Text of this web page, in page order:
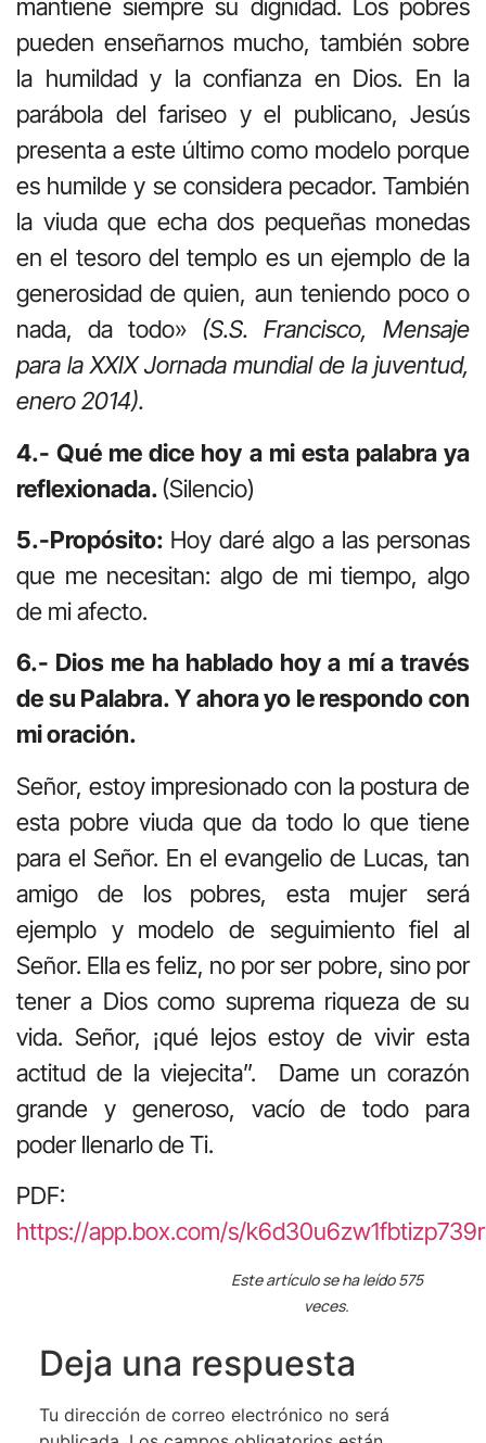
mantiene siempre su dignidad. Los pobres
pueden enseñarnos mucho, también sobre
la humildad y la confianza en Dios. En la
parábola del fariseo y el publicano, Jesús
presenta a este último como modelo porque
es humilde y se considera pecador. También
la viuda que echa dos pequeñas monedas
en el tesoro del templo es un ejemplo de la
generosidad de quien, aun teniendo poco o
nada, da todo» (S.S. Francisco, Mensaje
para la XXIX Jornada mundial de la juventud,
enero 2014).
4.- Qué me dice hoy a mi esta palabra ya
reflexionada.(Silencio)
5.-Propósito: Hoy daré algo a las personas
que me necesitan: algo de mi tiempo, algo
de mi afecto.
6.- Dios me ha hablado hoy a mí a través
de su Palabra. Y ahora yo le respondo con
mi oración.
Señor, estoy impresionado con la postura de
esta pobre viuda que da todo lo que tiene
para el Señor. En el evangelio de Lucas, tan
amigo de los pobres, esta mujer será
ejemplo y modelo de seguimiento fiel al
Señor. Ella es feliz, no por ser pobre, sino por
tener a Dios como suprema riqueza de su
vida. Señor, ¡qué lejos estoy de vivir esta
actitud de la viejecita”. Dame un corazón
grande y generoso, vacío de todo para
poder llenarlo de Ti.
PDF:
https://app.box.com/s/
Este artículo se ha leído 575
veces.
Deja una respuesta
Tu dirección de correo electrónico no será